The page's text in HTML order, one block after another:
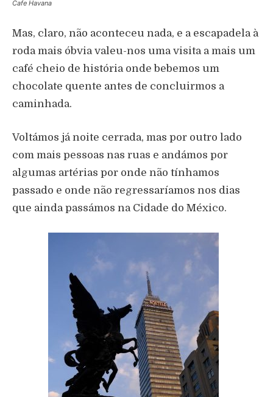
Cafe Havana
Mas, claro, não aconteceu nada, e a escapadela à
roda mais óbvia valeu-nos uma visita a mais um
café cheio de história onde bebemos um
chocolate quente antes de concluirmos a
caminhada.
Voltámos já noite cerrada, mas por outro lado
com mais pessoas nas ruas e andámos por
algumas artérias por onde não tínhamos
passado e onde não regressaríamos nos dias
que ainda passámos na Cidade do México.